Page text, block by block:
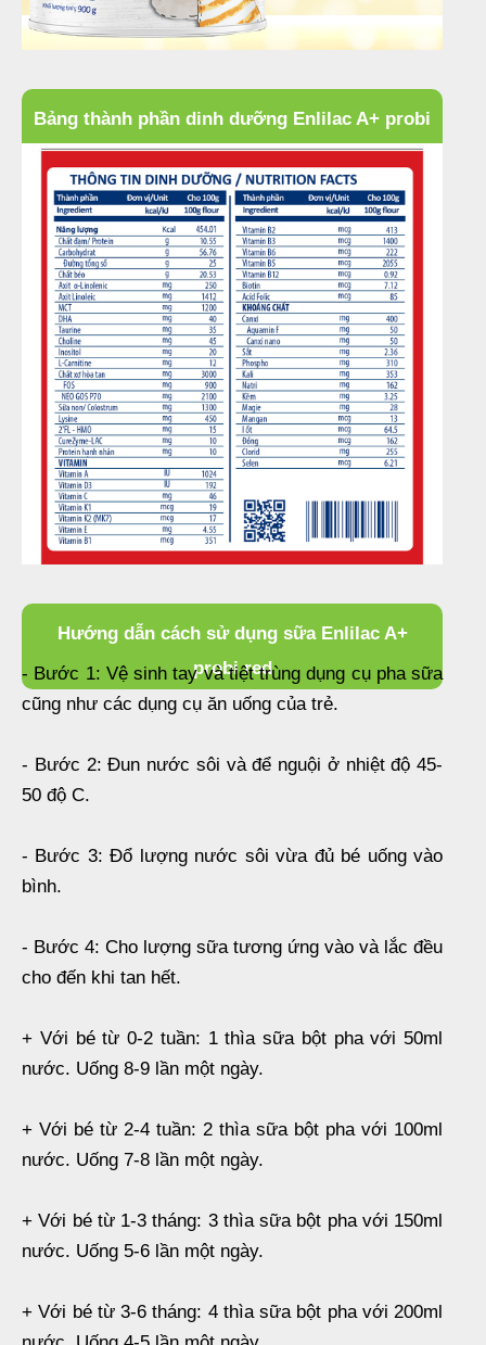
Bảng thành phần dinh dưỡng Enlilac A+ probi
red
Hướng dẫn cách sử dụng sữa Enlilac A+
probi red
- Bước 1: Vệ sinh tay và tiệt trùng dụng cụ pha sữa
cũng như các dụng cụ ăn uống của trẻ.
- Bước 2: Đun nước sôi và để nguội ở nhiệt độ 45-
50 độ C.
- Bước 3: Đổ lượng nước sôi vừa đủ bé uống vào
bình.
- Bước 4: Cho lượng sữa tương ứng vào và lắc đều
cho đến khi tan hết.
+ Với bé từ 0-2 tuần: 1 thìa sữa bột pha với 50ml
nước. Uống 8-9 lần một ngày.
+ Với bé từ 2-4 tuần: 2 thìa sữa bột pha với 100ml
nước. Uống 7-8 lần một ngày.
+ Với bé từ 1-3 tháng: 3 thìa sữa bột pha với 150ml
nước. Uống 5-6 lần một ngày.
+ Với bé từ 3-6 tháng: 4 thìa sữa bột pha với 200ml